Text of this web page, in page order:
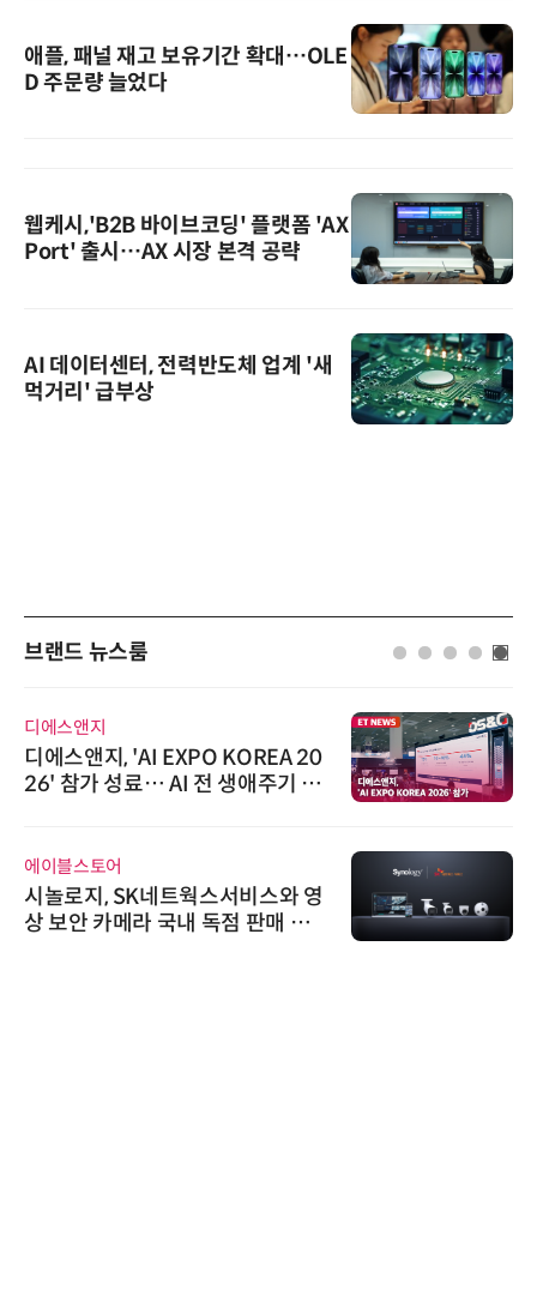
애플, 패널 재고 보유기간 확대…OLE
D 주문량 늘었다
웹케시,'B2B 바이브코딩' 플랫폼 'AX
Port' 출시…AX 시장 본격 공략
AI 데이터센터, 전력반도체 업계 '새
먹거리' 급부상
브랜드 뉴스룸
비쉐이
비쉐이, 모든 주요 리모컨 코드 지
원하는 TSOP15300 시리즈 IR 수
인아그룹
'자동화 산업의 새로운 가능성'…
인아그룹 전국 7개 도시 세미나 페